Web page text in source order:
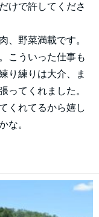
けで許してくださ
、野菜満載です。
こういった仕事も
り練りは大介、ま
ってくれました。
くれてるから嬉し
な。